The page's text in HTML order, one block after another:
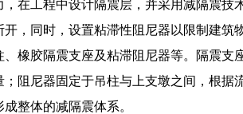
在工程中设计隔震层，并采用减隔震
，同时，设置粘滞性阻尼器以限制建
橡胶隔震支座及粘滞阻尼器等。隔震
阻尼器固定于吊柱与上支墩之间，根
整体的减隔震体系。